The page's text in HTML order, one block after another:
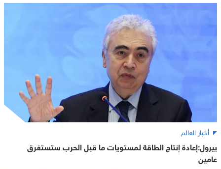
أخبار العالم
بيرول:إعادة إنتاج الطاقة لمستويات ما قبل الحرب ستستغرق
عامين